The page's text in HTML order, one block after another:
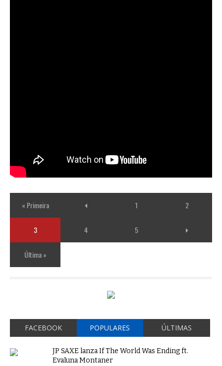
« Primeira 1 2
3 4 5
Última »
FACEBOOK POPULARES ÚLTIMAS
JP SAXE lanza If The World Was Ending ft.
Evaluna Montaner